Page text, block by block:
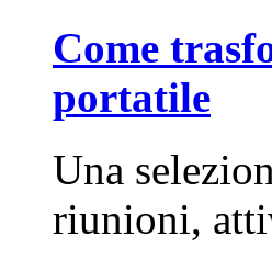
Come
portatile
Una
riunioni,